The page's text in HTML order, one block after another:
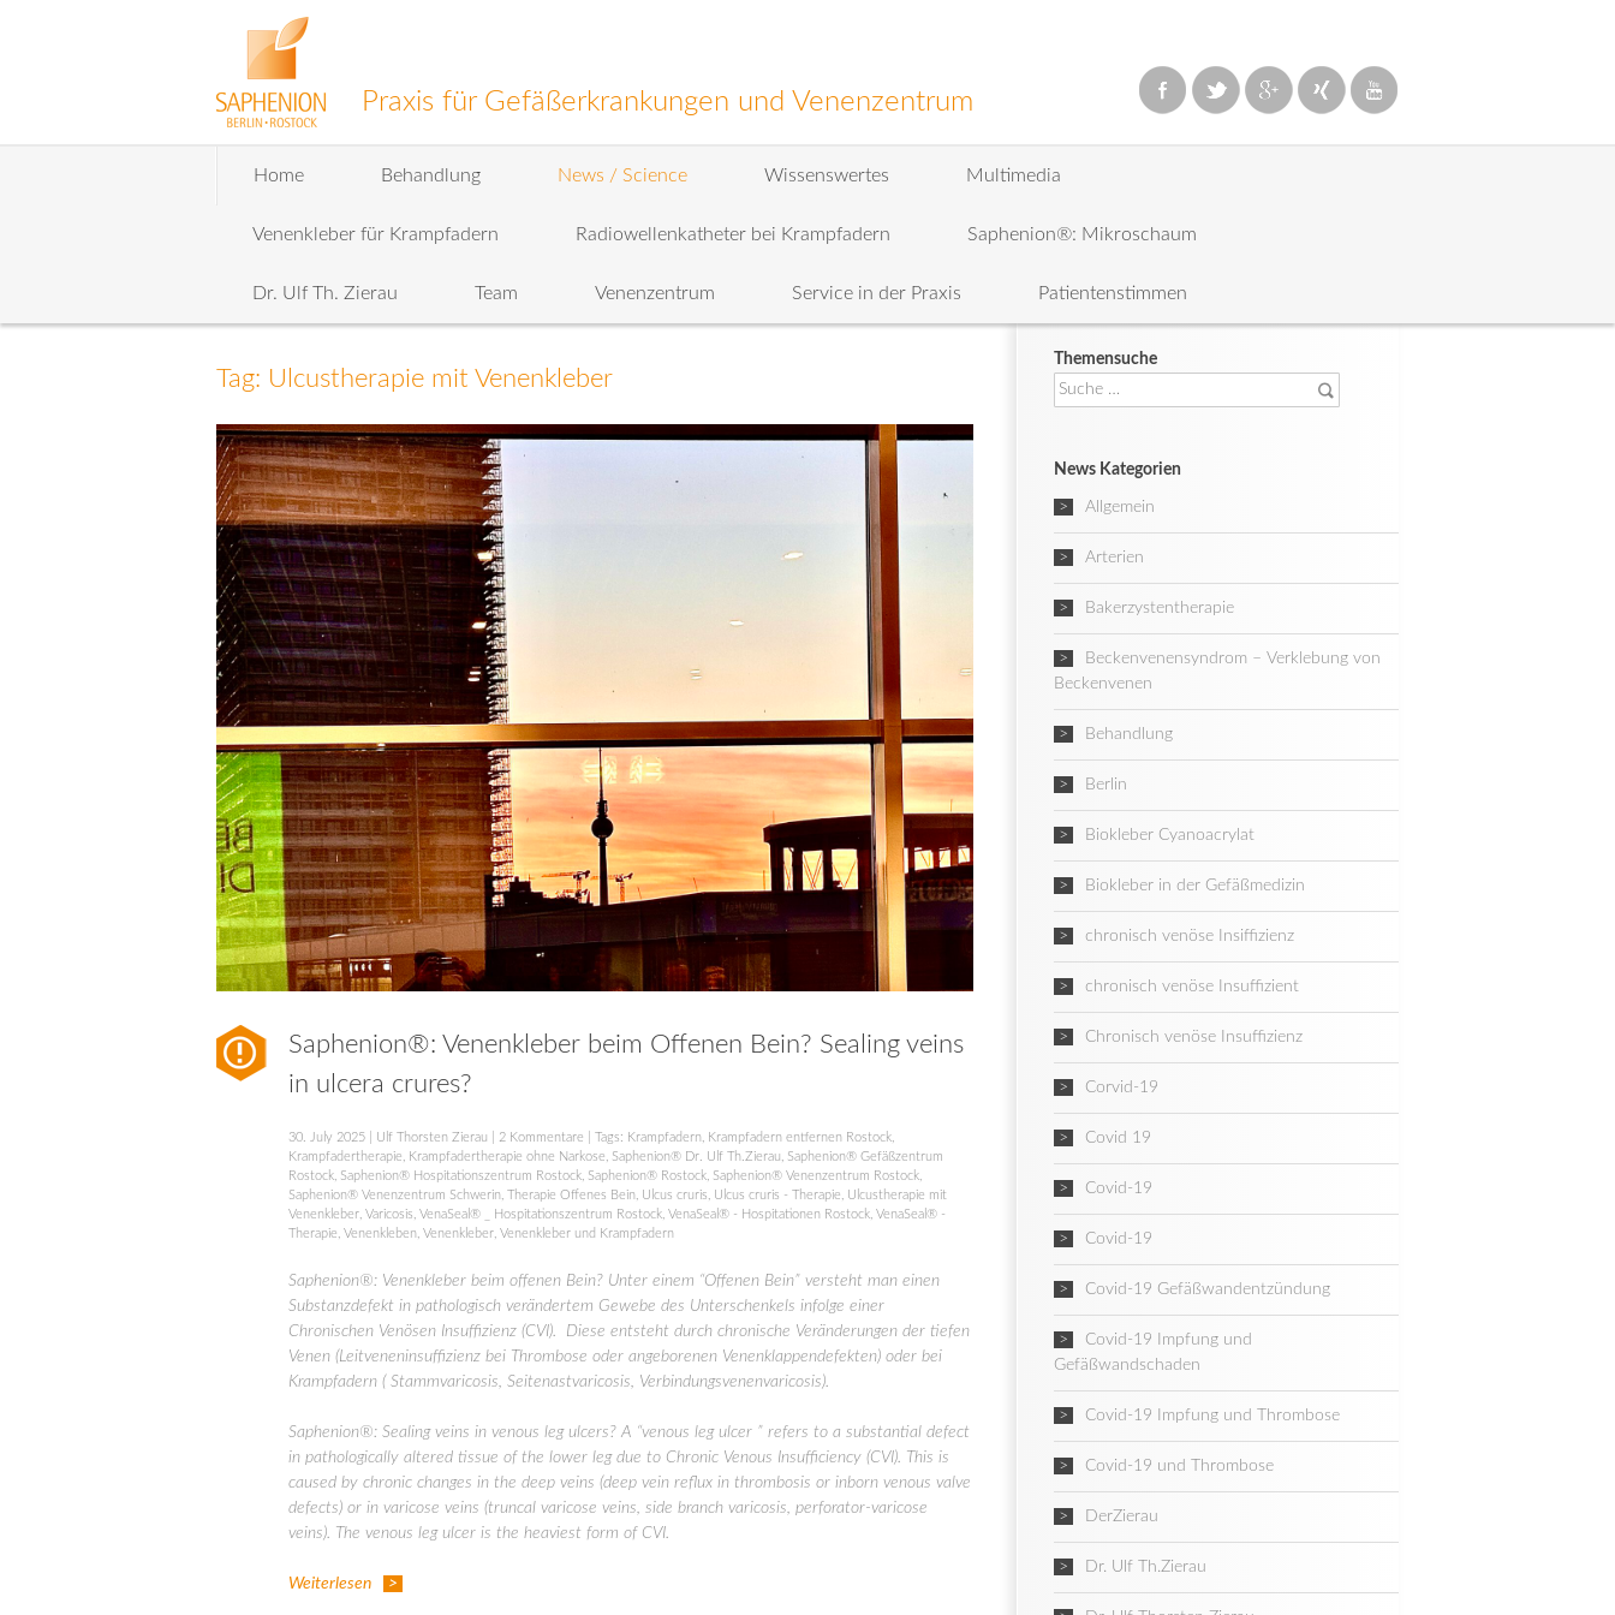
Praxis für Gefäßerkrankungen und Venenzentrum
Home Behandlung News / Science Wissenswertes Multimedia
Venenkleber für Krampfadern Radiowellenkatheter bei Krampfadern Saphenion®: Mikroschaum
Dr. Ulf Th. Zierau Team Venenzentrum Service in der Praxis Patientenstimmen
Tag: Ulcustherapie mit Venenkleber
Saphenion®: Venenkleber beim Offenen Bein? Sealing veins
in ulcera crures?
30. July 2025 Ulf Thorsten Zierau 2 Kommentare | Tags: Krampfadern Krampfadern entfernen Rostock
Krampfadertherapie
Krampfadertherapie ohne Narkose Saphenion® Dr. Ulf Th.Zierau
Saphenion® Gefäßzentrum
Rostock Saphenion® Hospitationszentrum Rostock Saphenion® Rostock Saphenion® Venenzentrum Rostock
Saphenion® Venenzentrum Schwerin Therapie Offenes Bein Ulcus cruris Ulcus cruris - Therapie
Ulcustherapie mit
Venenkleber Varicosis VenaSeal® _ Hospitationszentrum Rostock VenaSeal® - Hospitationen Rostock VenaSeal® -
Therapie Venenkleben Venenkleber Venenkleber und Krampfadern
Saphenion®: Venenkleber beim offenen Bein? Unter einem “Offenen Bein” versteht man einen
Substanzdefekt in pathologisch verändertem Gewebe des Unterschenkels infolge einer
Chronischen Venösen Insuffizienz (CVI). Diese entsteht durch chronische Veränderungen der tiefen
Venen (Leitveneninsuffizienz bei Thrombose oder angeborenen Venenklappendefekten) oder bei
Krampfadern ( Stammvaricosis, Seitenastvaricosis, Verbindungsvenenvaricosis).
Saphenion®: Sealing veins in venous leg ulcers? A “venous leg ulcer ” refers to a substantial defect
in pathologically altered tissue of the lower leg due to Chronic Venous Insufficiency (CVI). This is
caused by chronic changes in the deep veins (deep vein reflux in thrombosis or inborn venous valve
defects) or in varicose veins (truncal varicose veins, side branch varicosis, perforator-varicose
veins). The venous leg ulcer is the heaviest form of CVI.
Weiterlesen
Themensuche
Suche
nach:
News Kategorien
Allgemein
Arterien
Bakerzystentherapie
Beckenvenensyndrom – Verklebung von
Beckenvenen
Behandlung
Berlin
Biokleber Cyanoacrylat
Biokleber in der Gefäßmedizin
chronisch venöse Insiffizienz
chronisch venöse Insuffizient
Chronisch venöse Insuffizienz
Corvid-19
Covid 19
Covid-19
Covid-19
Covid-19 Gefäßwandentzündung
Covid-19 Impfung und
Gefäßwandschaden
Covid-19 Impfung und Thrombose
Covid-19 und Thrombose
DerZierau
Dr. Ulf Th.Zierau